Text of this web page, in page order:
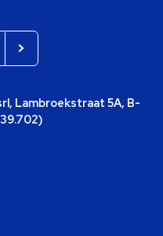
Lambroekstraat 5A, B-